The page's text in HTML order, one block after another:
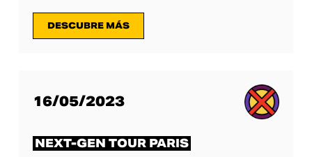
DESCUBRE MÁS
16/05/2023
NEXT-GEN TOUR PARIS